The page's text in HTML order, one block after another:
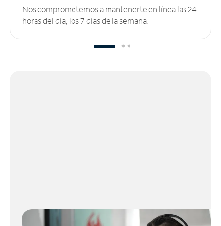
Nos comprometemos a mantenerte en línea las 24
horas del día, los 7 días de la semana.